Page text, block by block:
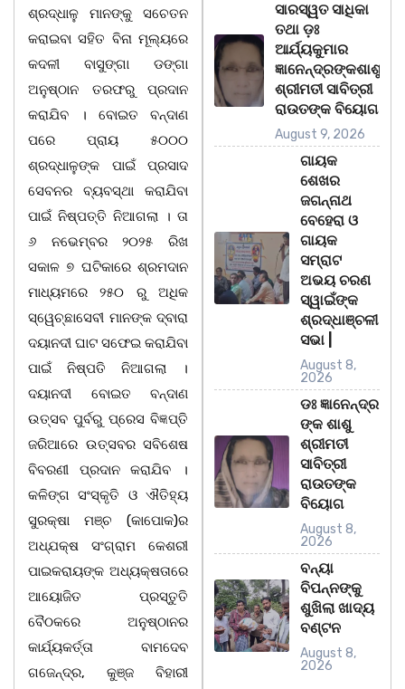
ଶ୍ରଦ୍ଧାଳୁ ମାନଙ୍କୁ ସଚେତନ
କରାଇବା ସହିତ ବିନା ମୂଲ୍ୟରେ
କଦଳୀ ବାସୁଙ୍ଗା ଡଙ୍ଗା
ଅନୁଷ୍ଠାନ ତରଫରୁ ପ୍ରଦାନ
କରାଯିବ । ବୋଇତ ବନ୍ଦାଣ
ପରେ ପ୍ରାୟ ୫୦୦୦
ଶ୍ରଦ୍ଧାଳୁଙ୍କ ପାଇଁ ପ୍ରସାଦ
ସେବନର ବ୍ୟବସ୍ଥା କରାଯିବା
ପାଇଁ ନିଷ୍ପତ୍ତି ନିଆଗଲା । ତା
୬ ନଭେମ୍ବର ୨୦୨୫ ରିଖ
ସକାଳ ୭ ଘଟିକାରେ ଶ୍ରମଦାନ
ମାଧ୍ୟମରେ ୨୫୦ ରୁ ଅଧିକ
ସ୍ୱେଚ୍ଛାସେବୀ ମାନଙ୍କ ଦ୍ବାରା
ଦୟାନଦୀ ଘାଟ ସଫେଇ କରାଯିବା
ପାଇଁ ନିଷ୍ପତି ନିଆଗଲା ।
ଦୟାନଦୀ ବୋଇତ ବନ୍ଦାଣ
ଉତ୍ସବ ପୁର୍ବରୁ ପ୍ରେସ ବିଜ୍ଞପ୍ତି
ଜରିଆରେ ଉତ୍ସବର ସବିଶେଷ
ବିବରଣୀ ପ୍ରଦାନ କରାଯିବ ।
କଳିଙ୍ଗ ସଂସ୍କୃତି ଓ ଐତିହ୍ୟ
ସୁରକ୍ଷା ମଞ୍ଚ (କାପୋକ)ର
ଅଧ୍ଯକ୍ଷ ସଂଗ୍ରାମ କେଶରୀ
ପାଇକରାୟଙ୍କ ଅଧ୍ୟକ୍ଷତାରେ
ଆୟୋଜିତ ପ୍ରସ୍ତୁତି
ବୈଠକରେ ଅନୁଷ୍ଠାନର
କାର୍ଯ୍ୟକର୍ତ୍ତା ବାମଦେବ
ଗଜେନ୍ଦ୍ର, କୁଞ୍ଜ ବିହାରୀ
ସାରସ୍ୱତ ସାଧିକା
ତଥା ଡ଼ଃ
ଆର୍ଯ୍ୟକୁମାର
ଜ୍ଞାନେନ୍ଦ୍ରଙ୍କଶାଶୁ
ଶ୍ରୀମତୀ ସାବିତ୍ରୀ
ରାଉତଙ୍କ ବିୟୋଗ
August 9, 2026
ଗାୟକ
ଶେଖର
ଜଗନ୍ନାଥ
ବେହେରା ଓ
ଗାୟକ
ସମ୍ରାଟ
ଅଭୟ ଚରଣ
ସ୍ୱାଇଁଙ୍କ
ଶ୍ରଦ୍ଧାଞ୍ଚଳୀ
ସଭା |
August 8,
2026
ଡଃ ଜ୍ଞାନେନ୍ଦ୍ର
ଙ୍କ ଶାଶୁ
ଶ୍ରୀମତୀ
ସାବିତ୍ରୀ
ରାଉତଙ୍କ
ବିୟୋଗ
August 8,
2026
ବନ୍ୟା
ବିପନ୍ନଙ୍କୁ
ଶୁଖିଲା ଖାଦ୍ୟ
ବଣ୍ଟନ
August 8,
2026